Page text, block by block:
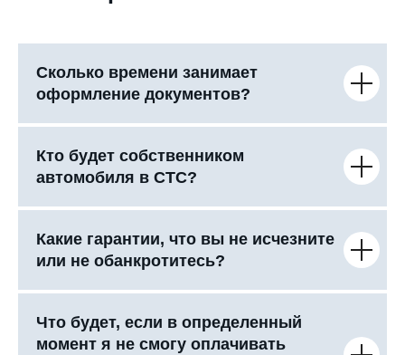
Сколько времени занимает
оформление документов?
Кто будет собственником
автомобиля в СТС?
Какие гарантии, что вы не исчезните
или не обанкротитесь?
Что будет, если в определенный
момент я не смогу оплачивать